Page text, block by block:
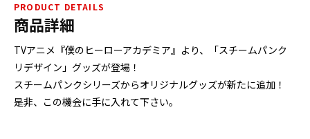
PRODUCT DETAILS
商品詳細
TVアニメ『僕のヒーローアカデミア』より、「スチームパンク
リデザイン」グッズが登場！
スチームパンクシリーズからオリジナルグッズが新たに追加！
是非、この機会に手に入れて下さい。